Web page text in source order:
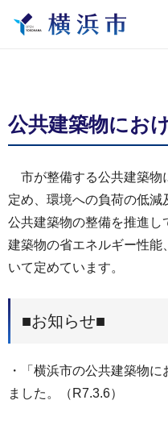
公共建築物にお
市が整備する公共建築物
定め、環境への負荷の低減
公共建築物の整備を推進
建築物の省エネルギー性能
いて定めています。
■お知らせ■
・「横浜市の公共建築物
ました。（R7.3.6）